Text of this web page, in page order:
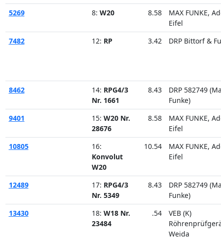
5269
8: W20 8.58
MAX FUNKE,
Eifel
7482
12: RP 3.42 DRP Bittorf &
8462 14: RPG4/3
Nr. 1661
8.43
DRP 582749
Funke)
9401
15: W20 Nr.
28676
8.58
MAX FUNKE,
Eifel
10805
16:
Konvolut
W20
10.54
MAX FUNKE,
Eifel
12489 17: RPG4/3
Nr. 5349
8.43
DRP 582749
Funke)
13430
18: W18 Nr.
23484
.54
VEB (K)
Weida